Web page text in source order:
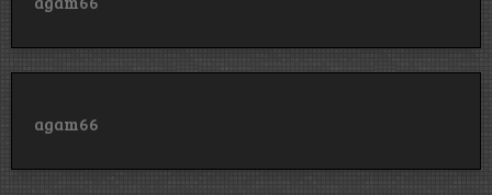
agam66